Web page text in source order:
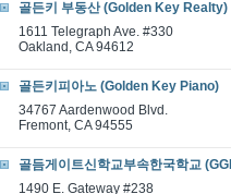
골든키 부동산 (Golden Key Realty)
1611 Telegraph Ave. #330
Oakland, CA 94612
골든키피아노 (Golden Key Piano)
34767 Aardenwood Blvd.
Fremont, CA 94555
골듬게이트신학교부속한국학교
1490 E. Gateway #238